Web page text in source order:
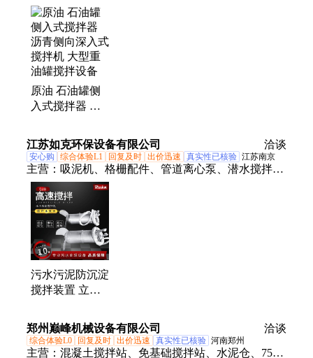
拌机、沥青搅拌器、脱硫搅拌器、水处理搅拌器、矿
砂搅拌器、不锈钢反应釜、搪瓷反应釜、不锈钢搅拌
器、泥浆搅拌器
原油 石油罐侧
入式搅拌器 沥
拌机 大型重油
罐搅拌设备
江苏如克环保设备有限公司 洽谈
安心购 综合体验L1 回复及时 出价迅速 真实性已核验 江苏南京
主营： 吸泥机、格栅配件、管道离心泵、潜水搅拌
机、造流增氧机、潜水排污泵、离心曝气机、潜水曝
气机、板框压滤机、污水处理设备、固液分离设备、
水下管式增氧机、景观喷泉曝气机、光伏气泡发生器
污水污泥防沉淀
搅拌装置 立式
速型搅拌设备
如克
郑州巅峰机械设备有限公司 洽谈
综合体验L0 回复及时 出价迅速 真实性已核验 河南郑州
主营： 混凝土搅拌站、免基础搅拌站、水泥仓、750